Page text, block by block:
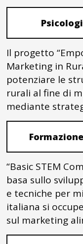
Il progetto
Marketing in
potenziare le
rurali al fine di
mediante
“Basic STEM
basa sullo
e tecniche per
italiana si
sul marketing